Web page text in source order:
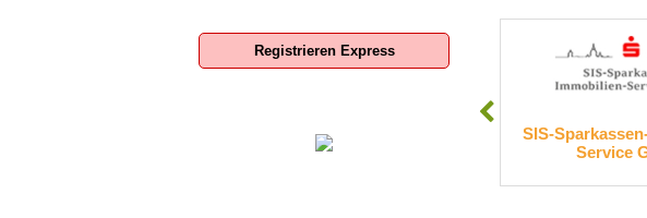
Boxroom Deutschland GmbH
SIS-Sparkassen-
Service
Registrieren Express